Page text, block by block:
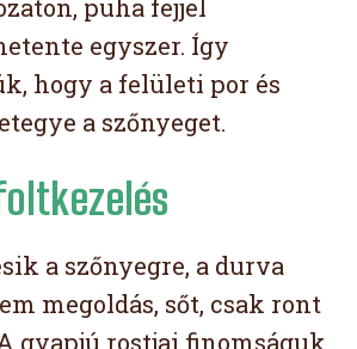
puha fejjel
egyszer. Így
hogy a felületi por és
a szőnyeget.
a szőnyegre, a durva
megoldás, sőt, csak ront
gyapjú rostjai finomságuk